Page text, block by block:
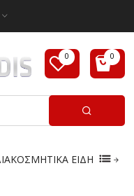
ΕΙΔΗ